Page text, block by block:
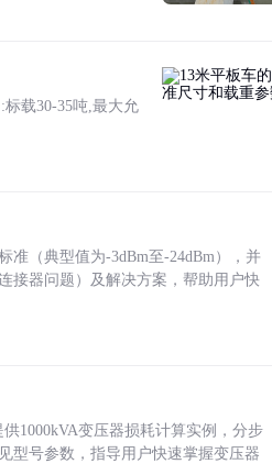
标载30-35吨,最大允
准（典型值为-3dBm至-24dBm），并
接器问题）及解决方案，帮助用户快
1000kVA变压器损耗计算实例，分步
型号参数，指导用户快速掌握变压器